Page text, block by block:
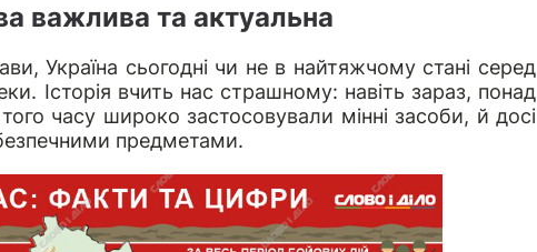
важлива та актуальна
Україна сьогодні чи не в найтяжчому стані серед
Історія вчить нас страшному: навіть зараз, понад
того часу широко застосовували мінні засоби, й досі
предметами.